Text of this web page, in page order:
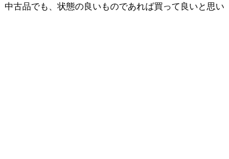
古品でも、状態の良いものであれば買って良いと思い